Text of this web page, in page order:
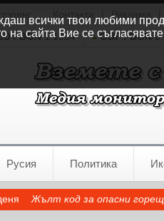
Реклама
/ BGN1.1554 GBP / BGN
Русия Политика
Жълт код за опасни
всички твои любими
на сайта Вие се